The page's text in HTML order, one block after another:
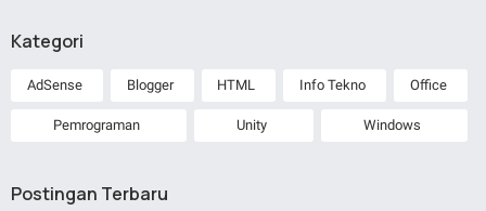
Kategori
AdSense Blogger HTML Info Tekno Office
Pemrograman Unity Windows
Postingan Terbaru